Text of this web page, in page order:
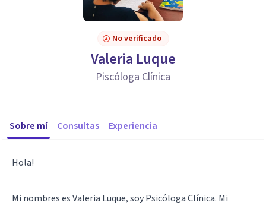
No verificado
Valeria Luque
Piscóloga Clínica
Sobre mí Consultas Experiencia
Hola!
Mi nombres es Valeria Luque, soy Psicóloga Clínica. Mi